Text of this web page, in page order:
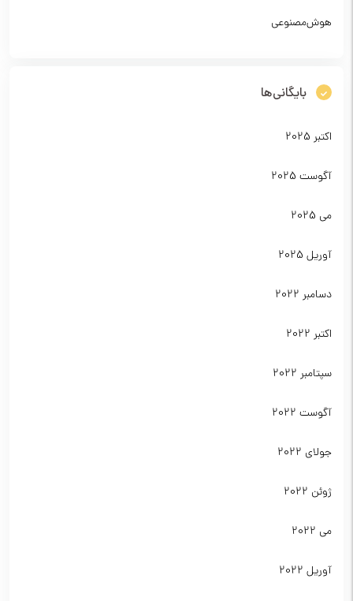
هوش‌مصنوعی
بایگانی‌ها
اکتبر 2025
آگوست 2025
می 2025
آوریل 2025
دسامبر 2022
اکتبر 2022
سپتامبر 2022
آگوست 2022
جولای 2022
ژوئن 2022
می 2022
آوریل 2022